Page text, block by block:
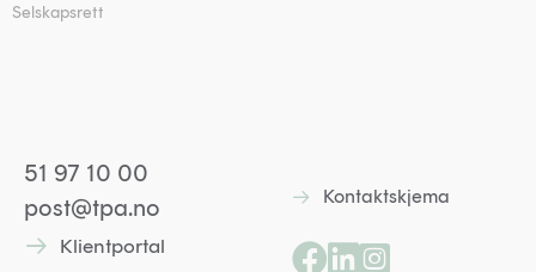
Selskapsrett
51 97 10 00
post@tpa.no
Lenke til kontaktskjema
Klientportal
Lenke til
Kontaktskjema
Lenke til
Lenke til Linkedin
Lenke til